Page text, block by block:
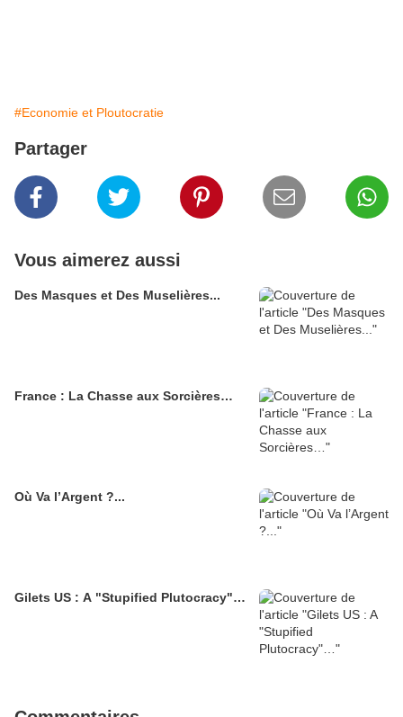
#Economie et Ploutocratie
Partager
Vous aimerez aussi
Des Masques et Des Muselières...
France : La Chasse aux Sorcières…
Où Va l’Argent ?...
Gilets US : A "Stupified Plutocracy"…